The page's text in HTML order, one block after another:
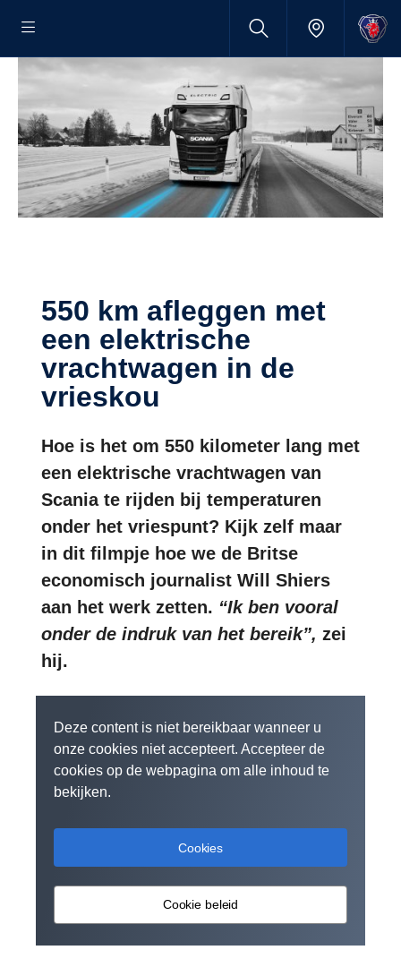
550 km afleggen met
een elektrische
vrachtwagen in de
vrieskou
Hoe is het om 550 kilometer lang met
een elektrische vrachtwagen van
Scania te rijden bij temperaturen
onder het vriespunt? Kijk zelf maar
in dit filmpje hoe we de Britse
economisch journalist Will Shiers
aan het werk zetten. “Ik ben vooral
onder de indruk van het bereik”, zei
hij.
Deze content is niet bereikbaar wanneer u
onze cookies niet accepteert. Accepteer de
cookies op de webpagina om alle inhoud te
bekijken.
Cookies
Cookie beleid